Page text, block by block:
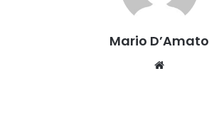
Mario D’Amato